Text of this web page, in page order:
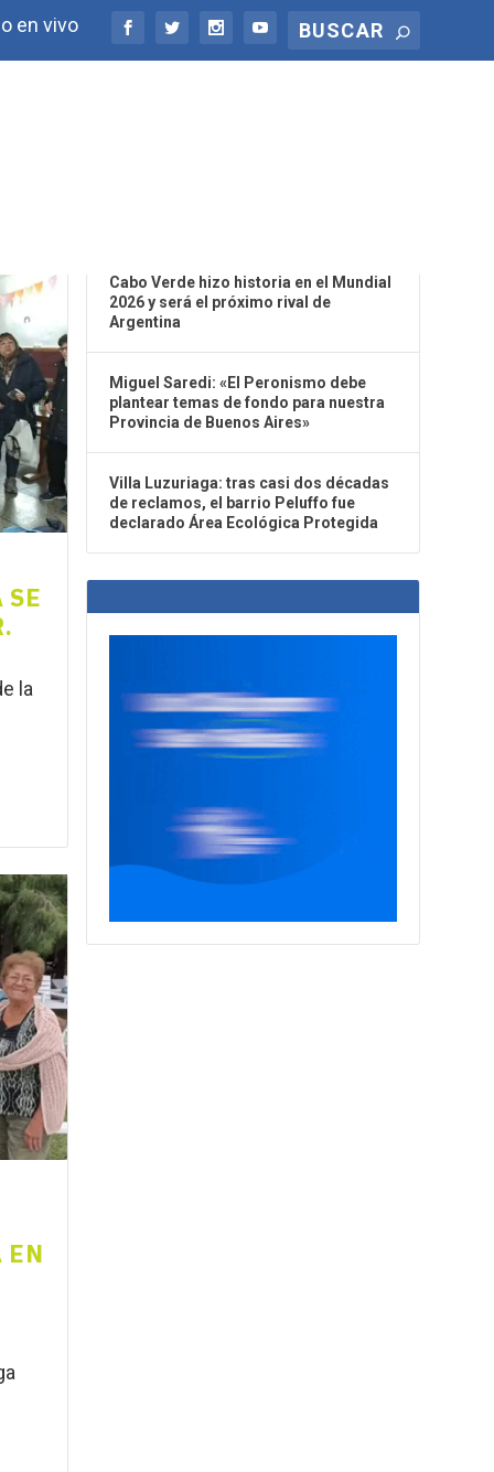
en vivo
SE
la
EN
Cabo Verde hizo historia en el Mundial
2026 y será el próximo rival de
Argentina
Miguel Saredi: «El Peronismo debe
plantear temas de fondo para nuestra
Provincia de Buenos Aires»
Villa Luzuriaga: tras casi dos décadas
de reclamos, el barrio Peluffo fue
declarado Área Ecológica Protegida